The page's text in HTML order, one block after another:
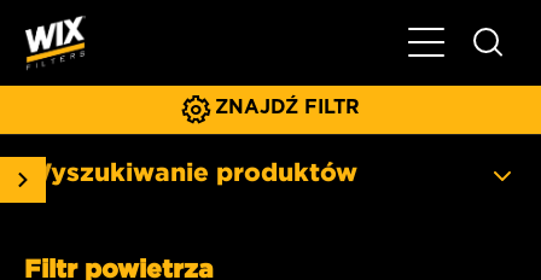
Pokaż/ukryj
ZNAJDŹ FILTR
Wyszukiwanie produktów
Filtr powietrza